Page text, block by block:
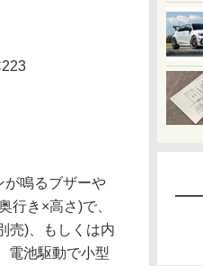
鳴るブザーや
行き×高さ)で、
売)、もしくは内
電池駆動で小型